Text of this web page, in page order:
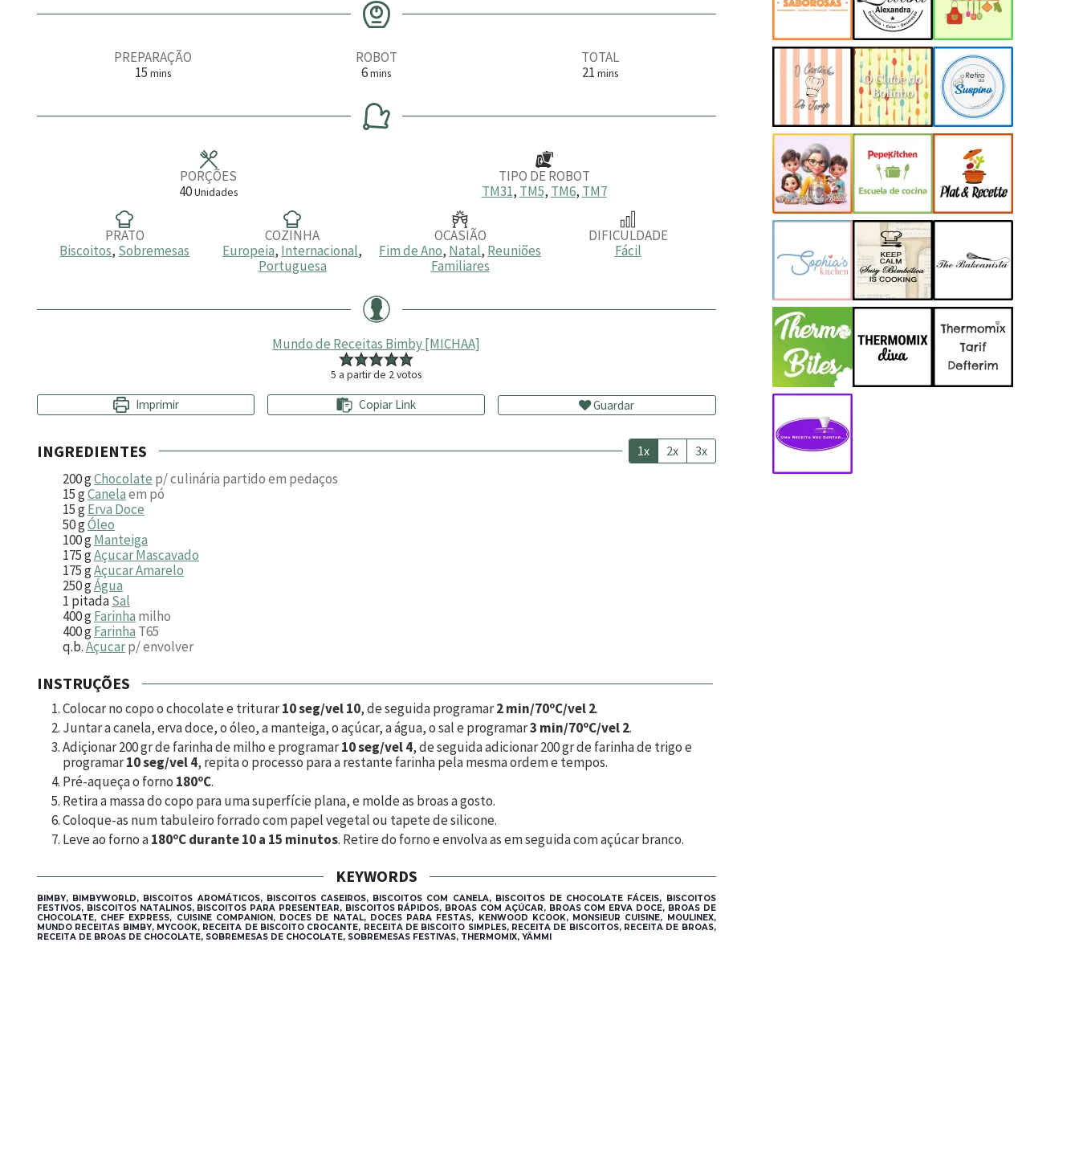
PREPARAÇÃO
15m
u
mins
ROBOT
6m
n
u
t
mins
TOTAL
21m
u
mins
PORÇÕES
40Unidades
TIPO DE ROBOT
TM31, TM5, TM6, TM7
PRATO
Biscoitos, Sobremesas
COZINHA
Europeia, Internacional,
Portuguesa
OCASIÃO
Fim de Ano, Natal, Reuniões
Familiares
DIFICULDADE
Fácil
Mundo de Receitas Bimby [MICHAA]
5 a partir de 2votos
Imprimir Copiar Link Guardar
INGREDIENTES 1x 2x 3x
200gChocolate p/ culinária partido em pedaços
15gCanelaem pó
15gErva Doce
50gÓleo
100gManteiga
175gAçucar Mascavado
175gAçucar Amarelo
250gÁgua
1 pitadaSal
400gFarinha milho
400gFarinha T65
q.b.Açucarp/ envolver
INSTRUÇÕES
Colocar no copo o chocolate e triturar10 seg/vel 10, de seguida programar2 min/70ºC/vel 2.
Juntar a canela, erva doce, o óleo, a manteiga, o açúcar, a água, o sal e programar3 min/70ºC/vel 2.
Adiçionar200gr de farinha de milho e programar10 seg/vel 4, de seguida adicionar200gr de farinha de trigo e
programar10 seg/vel 4, repita o processo para a restante farinha pela mesma ordem e tempos.
Pré-aqueça o forno 180ºC.
Retira a massa do copo para uma superfície plana, e molde as broas a gosto.
Coloque-as num tabuleiro forrado com papel vegetal ou tapete de silicone.
Leve ao forno a180ºC durante 10 a 15 minutos. Retire do forno e envolva as em seguida com açúcar branco.
KEYWORDS
BIMBY, BIMBYWORLD, BISCOITOS AROMÁTICOS, BISCOITOS CASEIROS, BISCOITOS COM CANELA, BISCOITOS DE CHOCOLATE FÁCEIS, BISCOITOS
FESTIVOS, BISCOITOS NATALINOS, BISCOITOS PARA PRESENTEAR, BISCOITOS RÁPIDOS, BROAS COM AÇÚCAR, BROAS COM ERVA DOCE, BROAS DE
CHOCOLATE, CHEF EXPRESS, CUISINE COMPANION, DOCES DE NATAL, DOCES PARA FESTAS, KENWOOD KCOOK, MONSIEUR CUISINE, MOULINEX,
MUNDO RECEITAS BIMBY, MYCOOK, RECEITA DE BISCOITO CROCANTE, RECEITA DE BISCOITO SIMPLES, RECEITA DE BISCOITOS, RECEITA DE BROAS,
RECEITA DE BROAS DE CHOCOLATE, SOBREMESAS DE CHOCOLATE, SOBREMESAS FESTIVAS, THERMOMIX, YÄMMI